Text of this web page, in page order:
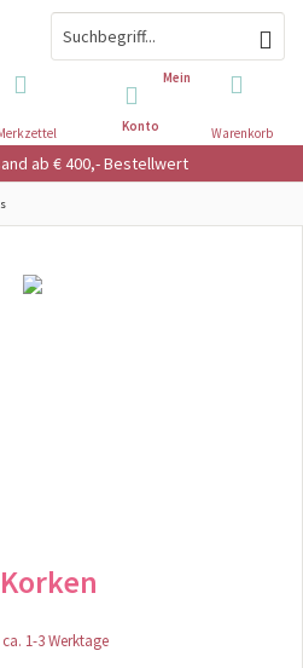
ab € 400,- Bestellwert
Warenkorb
Mein
Konto
1-3 Werktage